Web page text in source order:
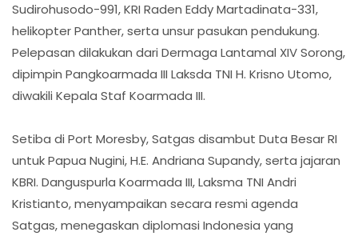
Sudirohusodo-991, KRI Raden Eddy Martadinata-331,
helikopter Panther, serta unsur pasukan pendukung.
Pelepasan dilakukan dari Dermaga Lantamal XIV Sorong,
dipimpin Pangkoarmada III Laksda TNI H. Krisno Utomo,
diwakili Kepala Staf Koarmada III.
Setiba di Port Moresby, Satgas disambut Duta Besar RI
untuk Papua Nugini, H.E. Andriana Supandy, serta jajaran
KBRI. Danguspurla Koarmada III, Laksma TNI Andri
Kristianto, menyampaikan secara resmi agenda
Satgas, menegaskan diplomasi Indonesia yang